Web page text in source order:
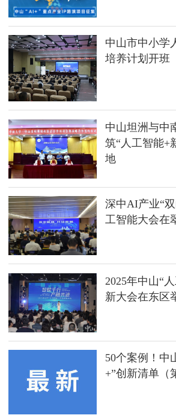
中山市中小学
培养计划开班
中山坦洲与中
筑“人工智能+
地
深中AI产业“
工智能大会在
2025年中山“
新大会在东区
50个案例！中
+”创新清单（